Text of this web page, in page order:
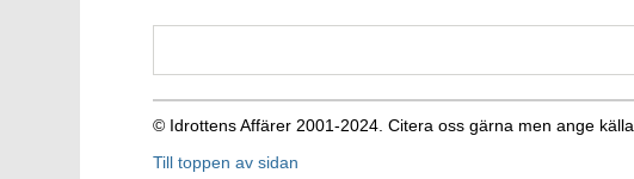
© Idrottens Affärer 2001-2024. Citera oss gärna men ange
Till toppen av sidan